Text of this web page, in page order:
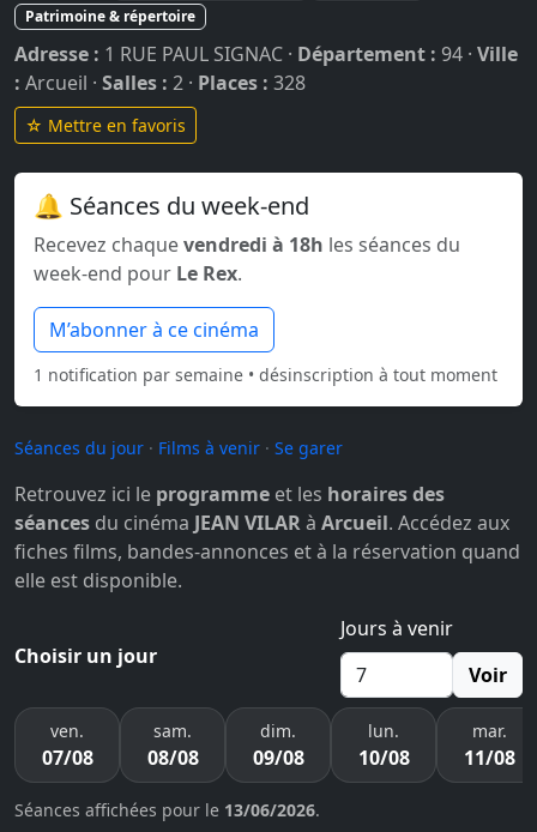
Patrimoine & répertoire
Adresse : 1 RUE PAUL SIGNAC · Département : 94 · Ville
: Arcueil · Salles : 2 · Places : 328
☆ Mettre en favoris
🔔 Séances du week-end
Recevez chaquevendredi à 18h les séances du
week-end pour Le Rex.
M’abonner à ce cinéma
1 notification par semaine • désinscription à tout moment
Séances du jour · Films à venir · Se garer
Retrouvez ici le programme et les horaires des
séances du cinéma JEAN VILARà Arcueil. Accédez aux
fiches films, bandes-annonces et à la réservation quand
elle est disponible.
Choisir un jour
Jours à venir
Voir
ven.
07/08
sam.
08/08
dim.
09/08
lun.
10/08
mar.
11/08
Séances affichées pour le 13/06/2026.